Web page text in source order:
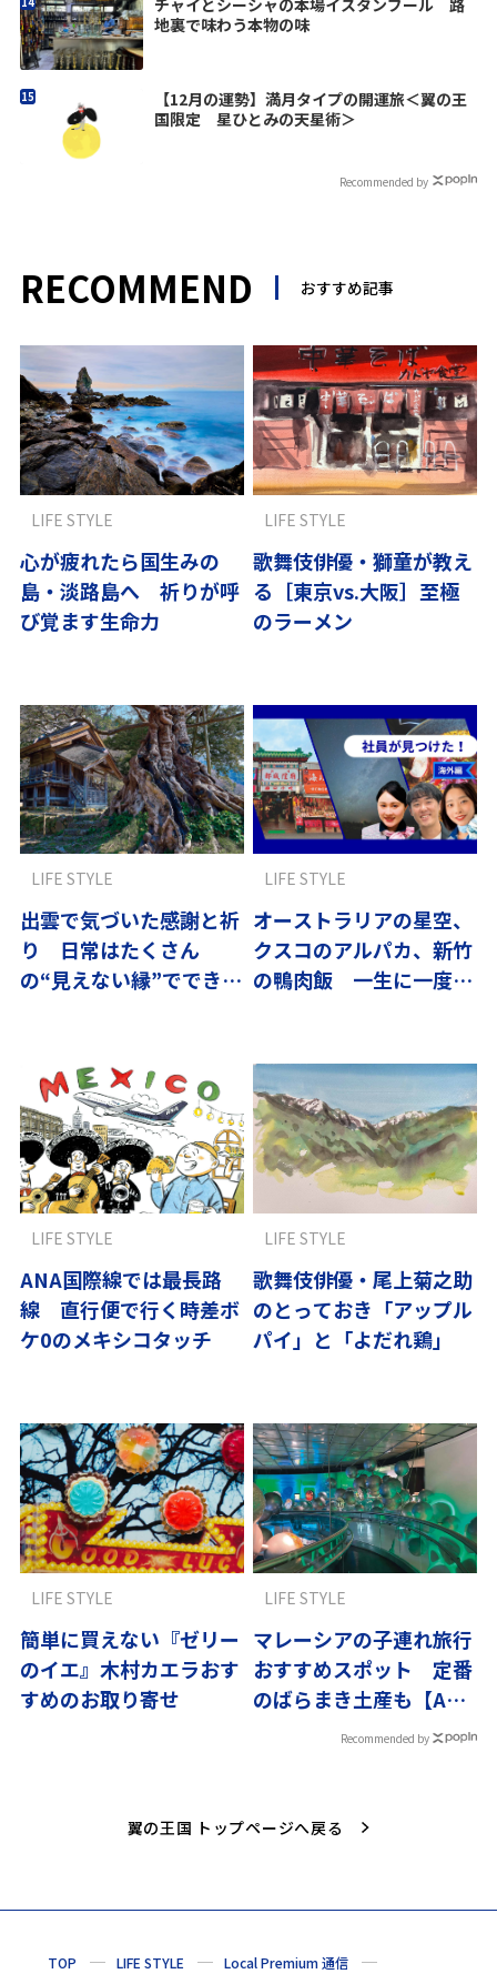
チャイとシーシャの本場イスタンブール 路
地裏で味わう本物の味
【12月の運勢】満月タイプの開運旅＜翼の王
国限定 星ひとみの天星術＞
Recommended by
RECOMMEND おすすめ記事
心が疲れたら国生みの
島・淡路島へ 祈りが呼
び覚ます生命力
LIFE STYLE
歌舞伎俳優・獅童が教え
る［東京vs.大阪］至極
のラーメン
LIFE STYLE
出雲で気づいた感謝と祈
り 日常はたくさん
の“見えない縁”でできて
LIFE STYLE
オーストラリアの星空、
クスコのアルパカ、新竹
の鴨肉飯 一生に一度は
LIFE STYLE
ANA国際線では最長路
線 直行便で行く時差ボ
ケ0のメキシコタッチ
LIFE STYLE
歌舞伎俳優・尾上菊之助
のとっておき「アップル
パイ」と「よだれ鶏」
LIFE STYLE
簡単に買えない『ゼリー
のイエ』木村カエラおす
すめのお取り寄せ
LIFE STYLE
マレーシアの子連れ旅行
おすすめスポット 定番
のばらまき土産も【ANA
CAがおすすめ】
LIFE STYLE
Recommended by
翼の王国 トップページへ戻る
TOP LIFE STYLE
Local Premium 通信